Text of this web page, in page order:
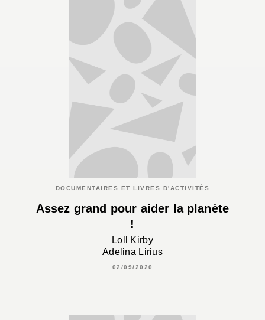
DOCUMENTAIRES ET LIVRES D'ACTIVITÉS
Assez grand pour aider la planète
!
Loll Kirby
Adelina Lirius
02/09/2020